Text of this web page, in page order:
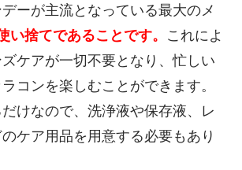
ーが主流となっている最大のメ
い捨てであることです。
これによ
ケアが一切不要となり、忙しい
コンを楽しむことができます。
けなので、洗浄液や保存液、レ
ケア用品を用意する必要もあり